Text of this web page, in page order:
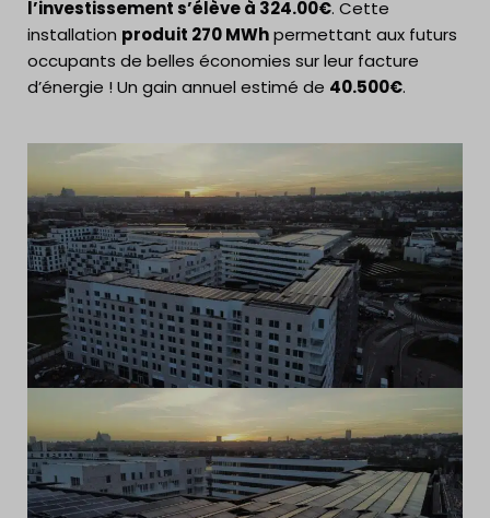
l’investissement s’élève à 324.00€. Cette
installation produit 270 MWhpermettant aux futurs
occupants de belles économies sur leur facture
d’énergie ! Un gain annuel estimé de 40.500€.